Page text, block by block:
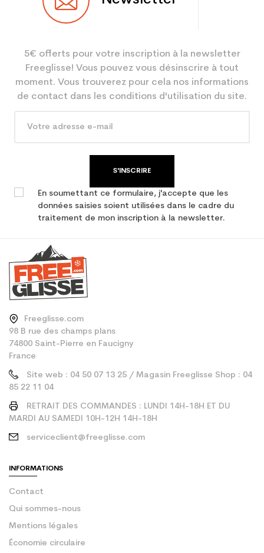
Utilisateur Mixte
Type de produit Entretien ski
5€ offerts pour votre inscription à la newsletter
Freeglisse! Vous pouvez vous désinscrire à tout
moment. Vous trouverez pour cela nos informations
de contact dans les conditions d'utilisation du site.
S'INSCRIRE
En soumettant ce formulaire, j'accepte que les
données saisies soient utilisées dans le cadre du
traitement de mon inscription à la newsletter.
Freeglisse.com
98 B rue des champs plans
74800 Saint-Pierre en Faucigny
France
Site web : 04 50 07 13 25 / Magasin Freeglisse Shop : 04
85 22 11 04
RETRAIT DES COMMANDES : LUNDI 14H-18H ET DU
MARDI AU SAMEDI 10H-12H 14H-18H
serviceclient@freeglisse.com
INFORMATIONS
Contact
Qui sommes-nous
Mentions légales
Économie circulaire